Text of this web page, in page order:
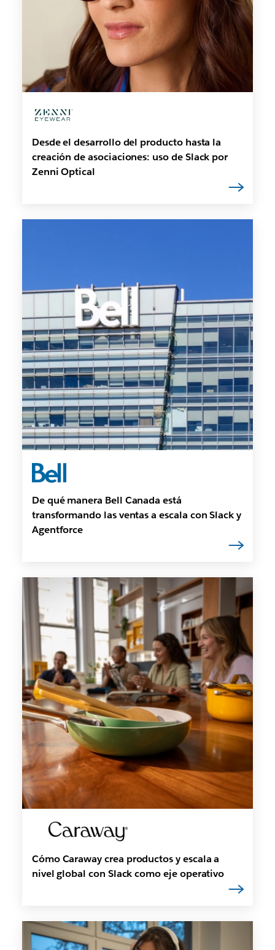
Desde el desarrollo del producto hasta la
creación de asociaciones: uso de Slack por
Zenni Optical
De qué manera Bell Canada está
transformando las ventas a escala con Slack y
Agentforce
Cómo Caraway crea productos y escala a
nivel global con Slack como eje operativo